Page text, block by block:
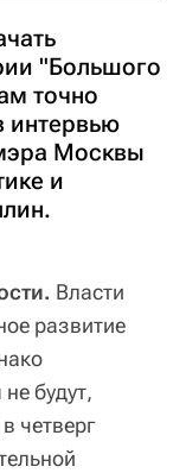
"Большого
точно
интервью
Москвы
и
Власти
развитие
будут,
в четверг